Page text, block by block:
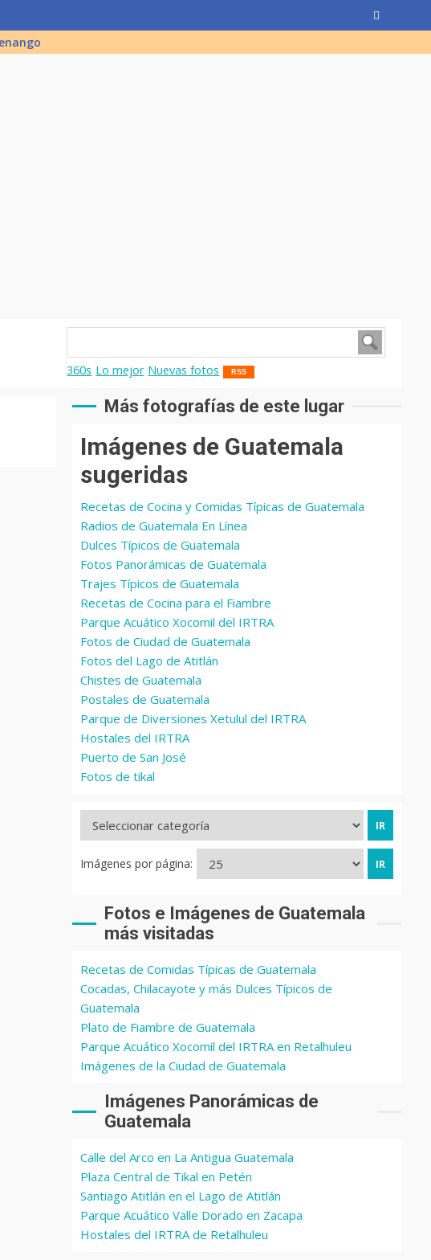
360s Lo mejor Nuevas fotos RSS
Más fotografías de este lugar
Imágenes de Guatemala
sugeridas
Recetas de Cocina y Comidas Típicas de Guatemala
Radios de Guatemala En Línea
Dulces Típicos de Guatemala
Fotos Panorámicas de Guatemala
Trajes Típicos de Guatemala
Recetas de Cocina para el Fiambre
Parque Acuático Xocomil del IRTRA
Fotos de Ciudad de Guatemala
Fotos del Lago de Atitlán
Chistes de Guatemala
Postales de Guatemala
Parque de Diversiones Xetulul del IRTRA
Hostales del IRTRA
Puerto de San José
Fotos de tikal
Imágenes por página:
Fotos e Imágenes de Guatemala
más visitadas
Recetas de Comidas Típicas de Guatemala
Cocadas, Chilacayote y más Dulces Típicos de
Guatemala
Plato de Fiambre de Guatemala
Parque Acuático Xocomil del IRTRA en Retalhuleu
Imágenes de la Ciudad de Guatemala
Imágenes Panorámicas de
Guatemala
Calle del Arco en La Antigua Guatemala
Plaza Central de Tikal en Petén
Santiago Atitlán en el Lago de Atitlán
Parque Acuático Valle Dorado en Zacapa
Hostales del IRTRA de Retalhuleu